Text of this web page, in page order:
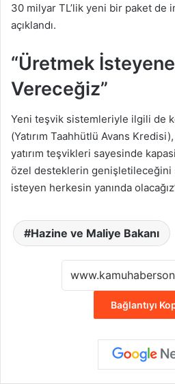
30 milyar TL’lik yeni bir paket de
açıklandı.
“Üretmek
Vereceğiz”
Yeni teşvik sistemleriyle ilgili de
(Yatırım Taahhütlü Avans
yatırım teşvikleri sayesinde
özel desteklerin genişletileceğini
isteyen herkesin yanında
Hazine ve Maliye Bakanı
Bağlantıyı